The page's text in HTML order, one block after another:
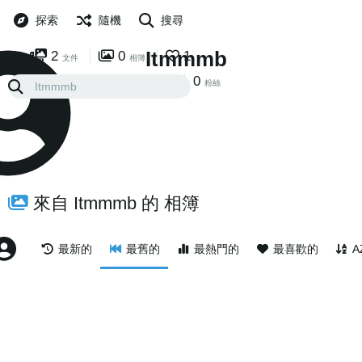
探索 隨機 搜尋
Itmmmb
0 粉絲
2 文件 0 相簿 1
來自 Itmmmb 的 相簿
最新的 最舊的 最熱門的 最喜歡的